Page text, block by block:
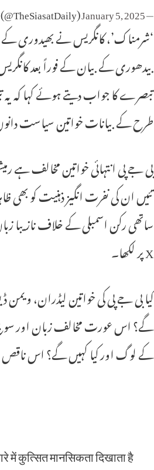
— The Siasat Daily (@TheSiasatDaily)
January 5, 2025
‘شرمناک’، کانگریس نے بھیدوری کے
بیدھوری کے بیان کے فوراً بعد
تبصرے کا جواب دیتے ہوئے کہا کہ
طرح کے بیانات خواتین سیاست
بی جے پی انتہائی خواتین مخالف
تئیں ان کی نفرت انگیز ذہنیت کو
ساتھی رکن اسمبلی کے خلاف نازیبا
X پر لکھا۔
کیا بی جے پی کی خواتین لیڈران،
گے؟ اس عورت مخالف زبان اور سوچ
کے لوگ اور کیا کہیں گے؟ اس ناقص
में कुत्सित मानसिकता दिखाता है